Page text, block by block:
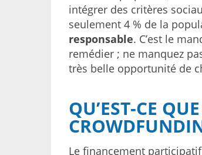
intégrer des critères
seulement 4 % de la
responsable. C’est le
remédier ; ne manquez
très belle opportunité de
QU’EST-CE
Le financement